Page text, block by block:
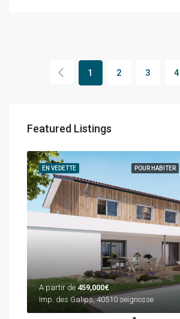
1 2 3 4
Featured Listings
POUR HABITER
EN VEDETTE
A partir de459,000€
Imp. des Galips, 40510 seignosse